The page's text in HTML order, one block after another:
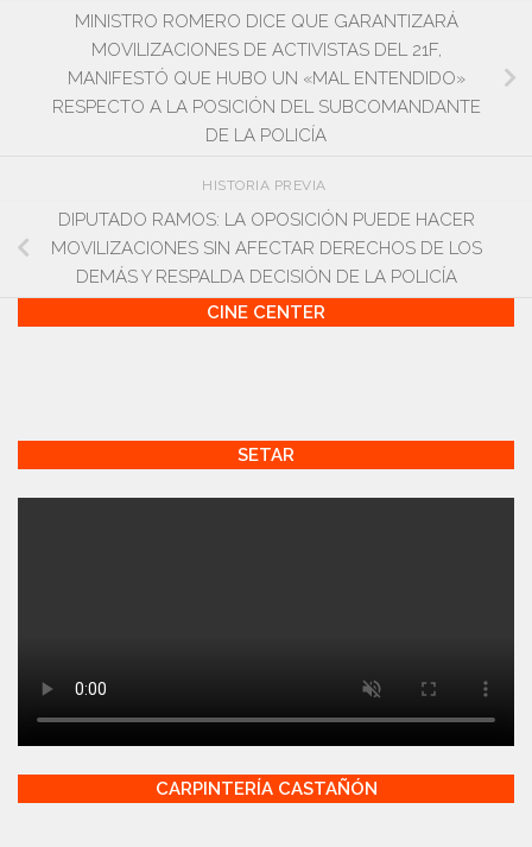
MINISTRO ROMERO DICE QUE GARANTIZARÁ
MOVILIZACIONES DE ACTIVISTAS DEL 21F,
MANIFESTÓ QUE HUBO UN «MAL ENTENDIDO»
RESPECTO A LA POSICIÓN DEL SUBCOMANDANTE
DE LA POLICÍA
HISTORIA PREVIA
DIPUTADO RAMOS: LA OPOSICIÓN PUEDE HACER
MOVILIZACIONES SIN AFECTAR DERECHOS DE LOS
DEMÁS Y RESPALDA DECISIÓN DE LA POLICÍA
CINE CENTER
SETAR
CARPINTERÍA CASTAÑÓN